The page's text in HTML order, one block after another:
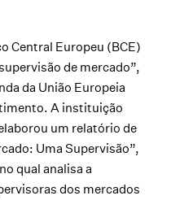
Central Europeu (BCE)
de mercado”,
da União Europeia
A instituição
um relatório de
Uma Supervisão”,
qual analisa a
dos mercados